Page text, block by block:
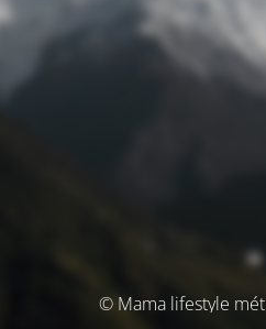
© Mama lifestyle